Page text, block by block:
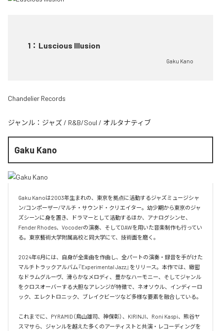
1 ： Luscious Illusion
Gaku Kano
Chandelier Records
ジャンル： ジャズ / R&B/Soul / オルタナティブ
Gaku Kano
Gaku Kanoは2003年生まれの、東京を拠点に活動するジャズミュージシャ
ン/コンポーザー/マルチ・サウンド・クリエイター。幼少期から東京のジャ
ズシーンに身を置き、ドラマーとして活動するほか、アナログシンセ、
Fender Rhodes、Vocoderの演奏、そしてDAWを用いた音楽制作も行ってい
る。東京藝術大学附属高校と同大学にて、技術面を磨く。
2024年6月には、自身が全楽曲を作曲し、全パートの演奏・録音を手がけた
マルチトラックアルバム『Experimental Jazz』をリリース。本作では、緻密
なドラムグルーヴ、滑らかなメロディ、豊かなハーモニー、そしてジャンル
をクロスオーバーする大胆なアレンジが特徴で、ネオソウル、インディーロ
ック、エレクトロニック、ブレイクビーツなど多様な要素を融合している。
これまでに、PYRAMID（鳥山雄司、神保彰）、KIRINJI、Roni Kaspi、熊谷ヤ
スマサら、ジャンルを越えた多くのアーティストと共演・レコーディングを